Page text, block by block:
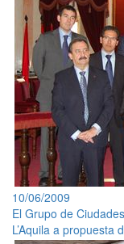
10/06/2009
El Grupo de
L’Aquila a propuesta